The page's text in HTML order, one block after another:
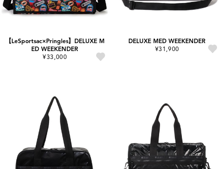
【LeSportsac×Pringles】DELUXE M
ED WEEKENDER
¥33,000
DELUXE MED WEEKENDER
¥31,900